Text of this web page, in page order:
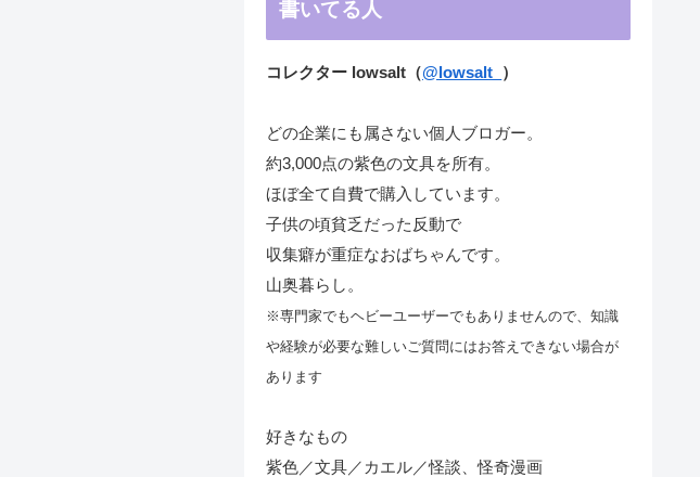
書いてる人
コレクター lowsalt（@lowsalt_ ）
どの企業にも属さない個人ブロガー。
約3,000点の紫色の文具を所有。
ほぼ全て自費で購入しています。
子供の頃貧乏だった反動で
収集癖が重症なおばちゃんです。
山奥暮らし。
※専門家でもヘビーユーザーでもありませんので、知識
や経験が必要な難しいご質問にはお答えできない場合が
あります
好きなもの
紫色／文具／カエル／怪談、怪奇漫画